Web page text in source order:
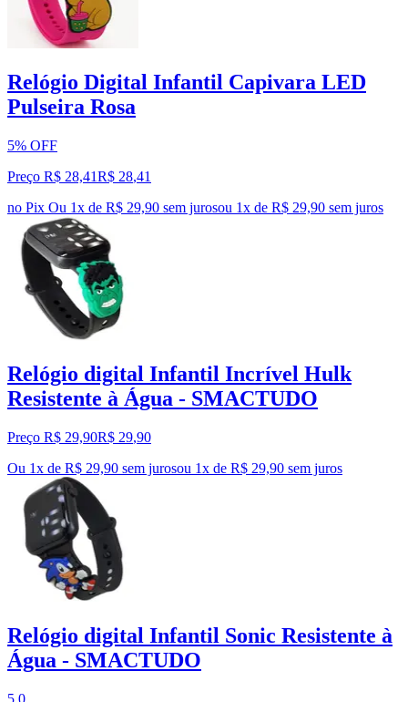
Relógio Digital Infantil Capivara LED
Pulseira Rosa
5% OFF
Preço R$ 28,41R$ 28,41
no Pix Ou 1x de R$ 29,90 sem jurosou 1x de R$ 29,90 sem juros
Relógio digital Infantil Incrível Hulk
Resistente à Água - SMACTUDO
Preço R$ 29,90R$ 29,90
Ou 1x de R$ 29,90 sem jurosou 1x de R$ 29,90 sem juros
Relógio digital Infantil Sonic Resistente à
Água - SMACTUDO